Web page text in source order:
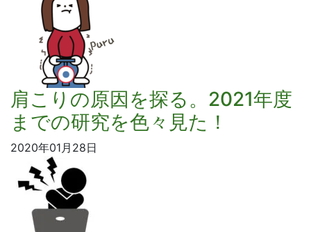
肩こりの原因を探る。2021年度
までの研究を色々見た！
2020年01月28日